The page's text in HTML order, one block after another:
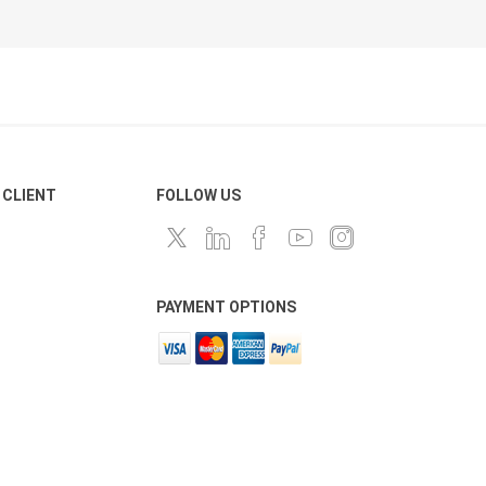
CLIENT FOLLOW US
PAYMENT OPTIONS